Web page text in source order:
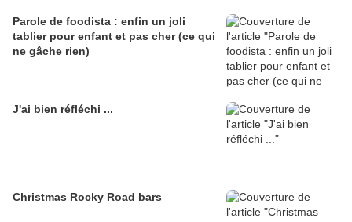
Parole de foodista : enfin un joli
tablier pour enfant et pas cher (ce qui
ne gâche rien)
J'ai bien réfléchi ...
Christmas Rocky Road bars